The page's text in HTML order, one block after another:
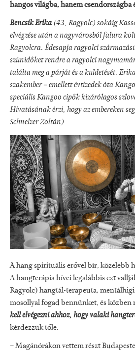
hangos világba, hanem csendországba
Bencsik Erika (43, Ragyolc) sokáig
elvégzése után a nagyvárosból falura
Ragyolcra. Édesapja ragyolci
szünidőket rendre a ragyolci
találta meg a párját és a küldetését.
szakember – emellett évtizedek óta
speciális Kangoo cipők kizárólagos
Hivatásának érzi, hogy az embereken
Schnelzer Zoltán)
A hang spirituális erővel bír, közelebb
A hangterápia hívei legalábbis ezt
Ragyolc) hangtál-terapeuta,
mosollyal fogad bennünket, és közben
kell elvégezni ahhoz, hogy valaki
kérdezzük tőle.
– Magánórákon vettem részt